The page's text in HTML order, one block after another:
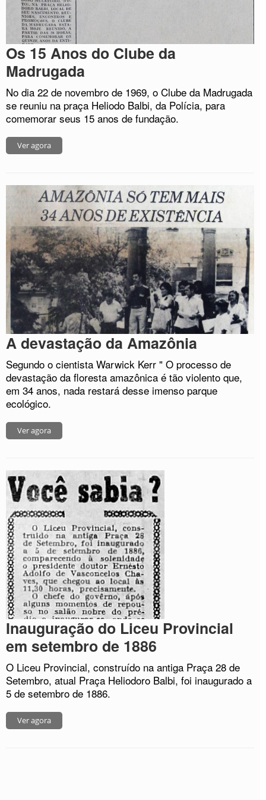
Os 15 Anos do Clube da
Madrugada
No dia 22 de novembro de 1969, o Clube da Madrugada
se reuniu na praça Heliodo Balbi, da Polícia, para
comemorar seus 15 anos de fundação.
Ver agora
A devastação da Amazônia
Segundo o cientista Warwick Kerr " O processo de
devastação da floresta amazônica é tão violento que,
em 34 anos, nada restará desse imenso parque
ecológico.
Ver agora
Inauguração do Liceu Provincial
em setembro de 1886
O Liceu Provincial, construído na antiga Praça 28 de
Setembro, atual Praça Heliodoro Balbi, foi inaugurado a
5 de setembro de 1886.
Ver agora